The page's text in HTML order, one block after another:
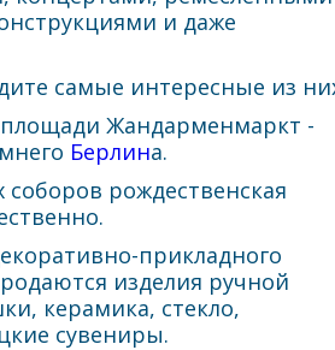
и даже
самые интересные из
Жандарменмаркт -
Берлина.
рождественская
прикладного
изделия ручной
керамика, стекло,
сувениры.